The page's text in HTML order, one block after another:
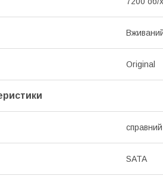
Original
справний
SATA